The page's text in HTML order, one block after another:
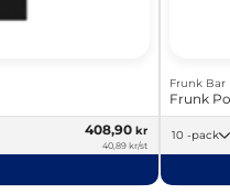
408,90 kr
40,89 kr/st
Frunk Bar
Frunk
10 -pack